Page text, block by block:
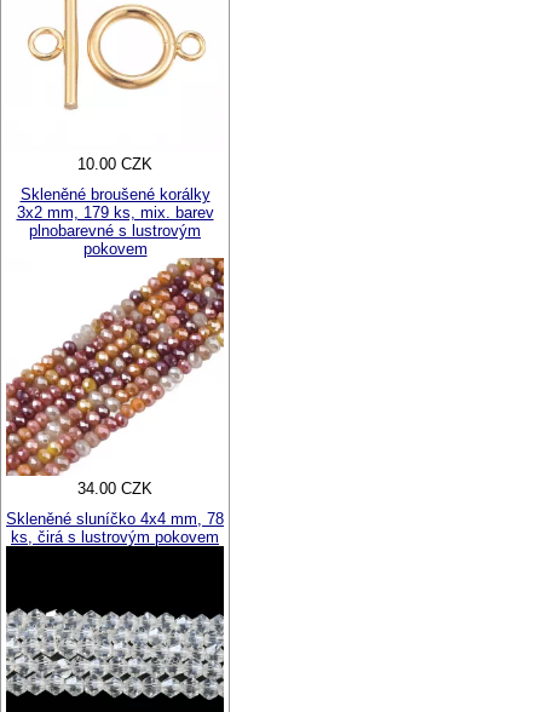
10.00 CZK
Skleněné broušené korálky
3x2 mm, 179 ks, mix. barev
plnobarevné s lustrovým
pokovem
34.00 CZK
Skleněné sluníčko 4x4 mm, 78
ks, čirá s lustrovým pokovem